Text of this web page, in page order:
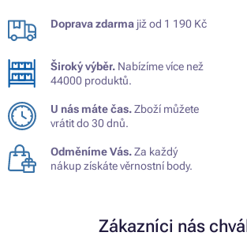
Doprava zdarma již od 1 190 Kč
Široký výběr. Nabízíme více než
44000 produktů.
U nás máte čas.Zboží můžete
vrátit do 30 dnů.
Odměníme Vás.Za každý
nákup získáte věrnostní body.
Zákazníci nás